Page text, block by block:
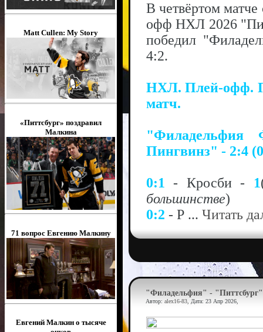
Matt Cullen: My Story
«Питтсбург» поздравил
Малкина
71 вопрос Евгению Малкину
Евгений Малкин о тысяче
В четвёртом матче
офф НХЛ 2026
победил
4:2.
НХЛ. Плей-офф.
матч.
"Филадельфия
Пингвинз" - 2:4
0:1 - Кросби - 1
большинстве)
0:2 - Р ... Читать
"Филадельфия" -
Автор: alex16-83, Дата: 23 Апр 2026,